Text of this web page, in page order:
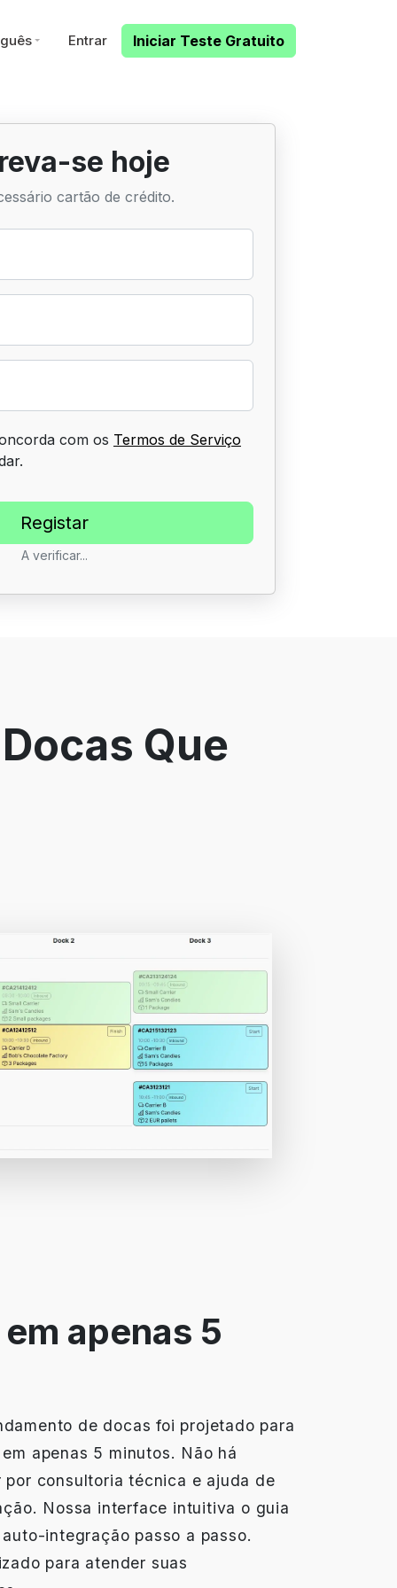
Entrar Iniciar Teste Gratuito
se hoje
cartão de crédito.
com os Termos de Serviço
A verificar...
Que
apenas 5
de docas foi projetado para
apenas 5 minutos. Não há
consultoria técnica e ajuda de
Nossa interface intuitiva o guia
integração passo a passo.
para atender suas